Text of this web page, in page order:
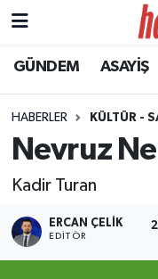
GÜNDEM ASAYİŞ
HABERLER KÜLTÜR -
Nevruz
Kadir Turan
ERCAN ÇELIK
EDITÖR
Tire Nöbetçi
Tire Hava
Tire Trafik